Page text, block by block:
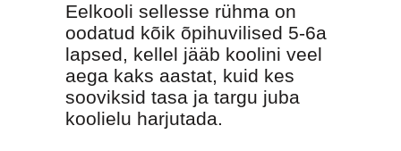
Eelkooli sellesse rühma on
oodatud kõik õpihuvilised 5-6a
lapsed, kellel jääb koolini veel
aega kaks aastat, kuid kes
sooviksid tasa ja targu juba
koolielu harjutada.